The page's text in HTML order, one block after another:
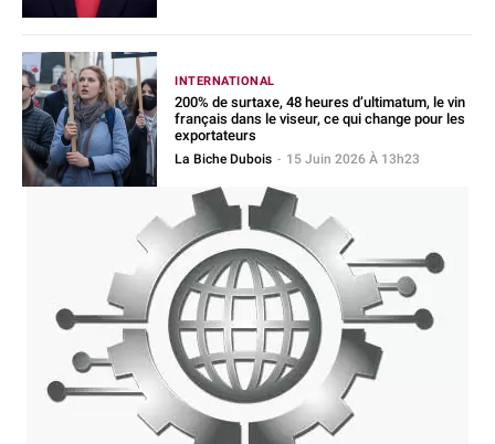
INTERNATIONAL
200% de surtaxe, 48 heures d’ultimatum, le vin
français dans le viseur, ce qui change pour les
exportateurs
La Biche Dubois - 15 Juin 2026 À 13h23